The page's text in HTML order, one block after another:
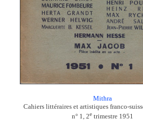
Mithra
Cahiers littéraires et artistiques franco-
n° 1, 2e trimestre 1951